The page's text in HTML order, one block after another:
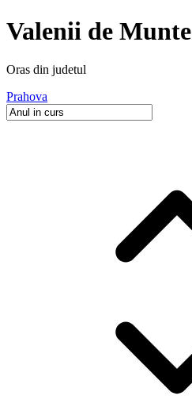
Valenii de Munte
Oras din judetul
Prahova